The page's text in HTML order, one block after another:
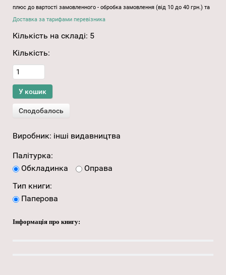
плюс до вартості замовленного - обробка замовлення (від 10 до 40 грн.) та
Доставка за тарифами перевізника
Кількість на складі: 5
Кількість:
Виробник: інші видавництва
Палітурка:
Обкладинка
Оправа
Тип книги:
Паперова
Інформація про книгу: